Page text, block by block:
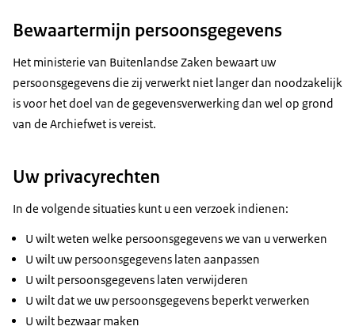
Bewaartermijn persoonsgegevens
Het ministerie van Buitenlandse Zaken bewaart uw
persoonsgegevens die zij verwerkt niet langer dan noodzakelijk
is voor het doel van de gegevensverwerking dan wel op grond
van de Archiefwet is vereist.
Uw privacyrechten
In de volgende situaties kunt u een verzoek indienen:
U wilt weten welke persoonsgegevens we van u verwerken
U wilt uw persoonsgegevens laten aanpassen
U wilt persoonsgegevens laten verwijderen
U wilt dat we uw persoonsgegevens beperkt verwerken
U wilt bezwaar maken